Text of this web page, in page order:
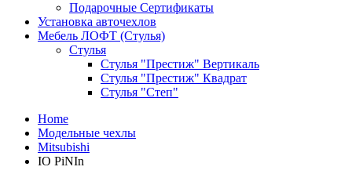
Подарочные Сертификаты
Установка авточехлов
Мебель ЛОФТ (Стулья)
Стулья
Стулья "Престиж" Вертикаль
Стулья "Престиж" Квадрат
Стулья "Степ"
Home
Модельные чехлы
Mitsubishi
IO PiNIn